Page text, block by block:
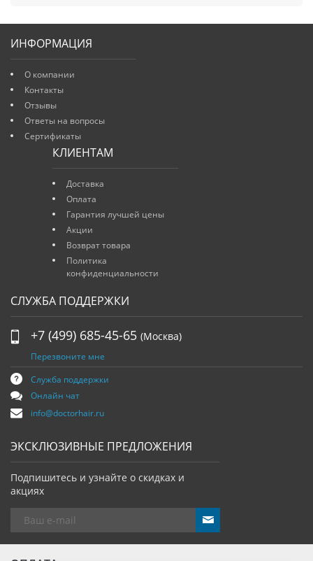
ИНФОРМАЦИЯ
О компании
Контакты
Отзывы
Ответы на вопросы
Сертификаты
КЛИЕНТАМ
Доставка
Оплата
Гарантия лучшей цены
Акции
Возврат товара
Политика
конфиденциальности
СЛУЖБА ПОДДЕРЖКИ
+7 (499) 685-45-65 (Москва)
Перезвоните мне
Служба поддержки
Онлайн чат
info@doctorhair.ru
ЭКСКЛЮЗИВНЫЕ ПРЕДЛОЖЕНИЯ
Подпишитесь и узнайте о скидках и
акциях
send